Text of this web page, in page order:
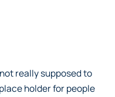
really supposed to
holder for people